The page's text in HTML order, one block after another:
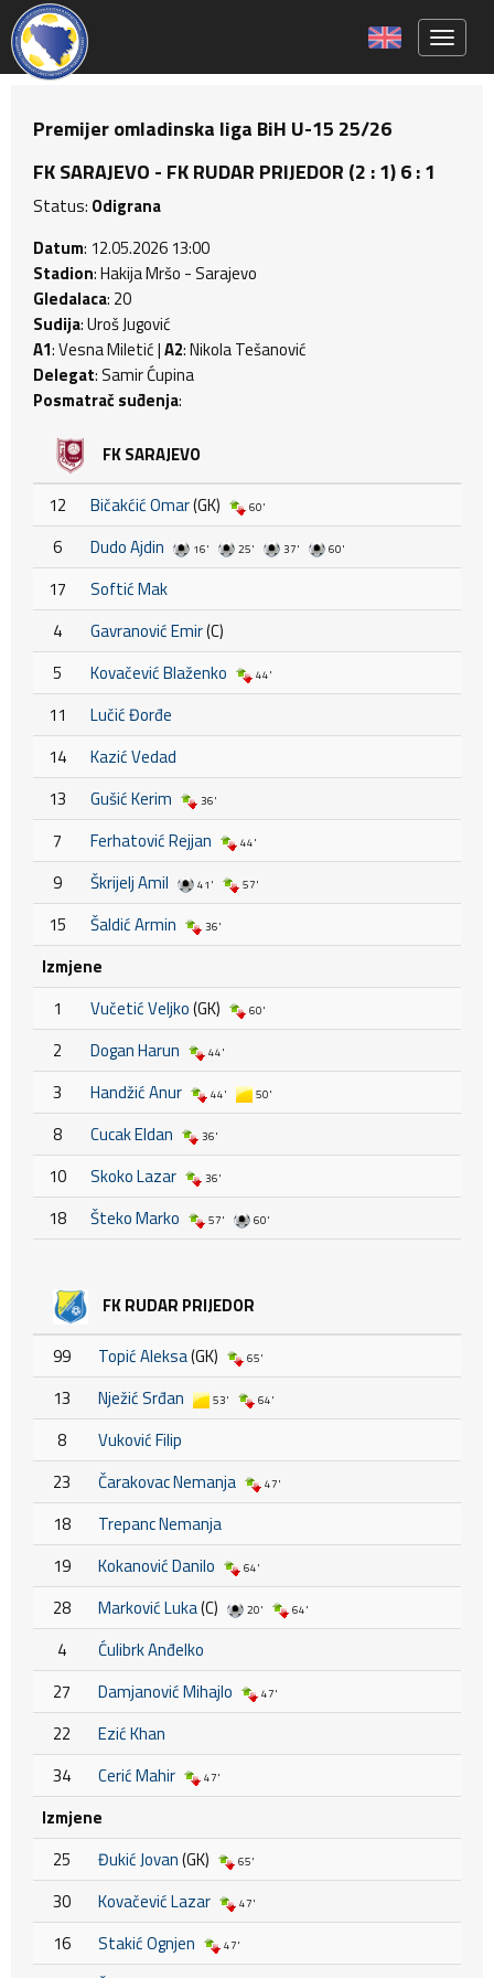
Premijer omladinska liga BiH U-15 25/26
FK SARAJEVO - FK RUDAR PRIJEDOR (2 : 1) 6 : 1
Status: Odigrana
Datum: 12.05.2026 13:00
Stadion: Hakija Mršo - Sarajevo
Gledalaca: 20
Sudija: Uroš Jugović
A1: Vesna Miletić |A2: Nikola Tešanović
Delegat: Samir Ćupina
Posmatrač suđenja:
FK SARAJEVO
12 Bičakćić Omar(GK) 60'
6 Dudo Ajdin 16' 25' 37' 60'
17
Softić Mak
4
Gavranović Emir(C)
5
Kovačević Blaženko 44'
11
Lučić Đorđe
14
Kazić Vedad
13
Gušić Kerim 36'
7 Ferhatović Rejjan 44'
9 Škrijelj Amil 41' 57'
15 Šaldić Armin 36'
Izmjene
1
Vučetić Veljko(GK) 60'
2 Dogan Harun 44'
3 Handžić Anur 44' 50'
8 Cucak Eldan 36'
10 Skoko Lazar 36'
18 Šteko Marko 57' 60'
FK RUDAR PRIJEDOR
99 Topić Aleksa(GK) 65'
13 Nježić Srđan 53' 64'
8
Vuković Filip
23
Čarakovac Nemanja 47'
18
Trepanc Nemanja
19
Kokanović Danilo 64'
28 Marković Luka(C) 20' 64'
4
Ćulibrk Anđelko
27
Damjanović Mihajlo 47'
22
Ezić Khan
34
Cerić Mahir 47'
Izmjene
25
Đukić Jovan(GK) 65'
30 Kovačević Lazar 47'
16 Stakić Ognjen 47'